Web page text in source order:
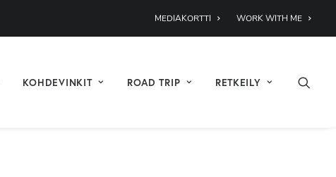
MEDIAKORTTI WORK WITH ME
KOHDEVINKIT ROAD TRIP RETKEILY